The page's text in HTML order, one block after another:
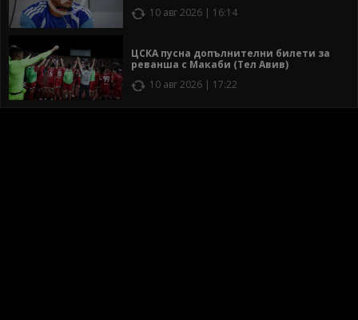
10 авг 2026 | 16:14
ЦСКА пусна допълнителни билети за
реванша с Макаби (Тел Авив)
10 авг 2026 | 17:22